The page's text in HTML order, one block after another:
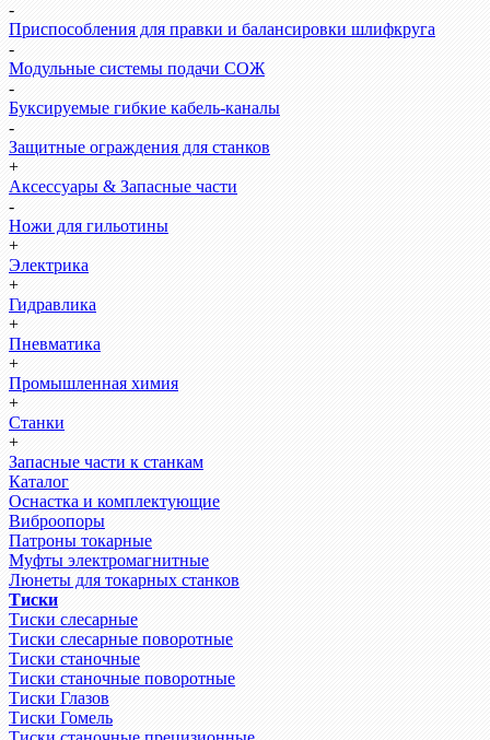
-
Приспособления для правки и балансировки шлифкруга
-
Модульные системы подачи СОЖ
-
Буксируемые гибкие кабель-каналы
-
Защитные ограждения для станков
+
Аксессуары & Запасные части
-
Ножи для гильотины
+
Электрика
+
Гидравлика
+
Пневматика
+
Промышленная химия
+
Станки
+
Запасные части к станкам
Каталог
Оснастка и комплектующие
Виброопоры
Патроны токарные
Муфты электромагнитные
Люнеты для токарных станков
Тиски
Тиски слесарные
Тиски слесарные поворотные
Тиски станочные
Тиски станочные поворотные
Тиски Глазов
Тиски Гомель